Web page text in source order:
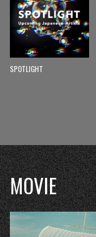
SPOTLIGHT
MOVIE